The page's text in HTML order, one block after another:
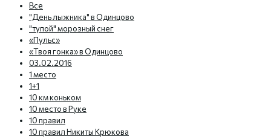
Все
"День лыжника" в Одинцово
"тупой" морозный снег
«Пульс»
«Твоя гонка» в Одинцово
03.02.2016
1 место
1+1
10 км коньком
10 место в Руке
10 правил
10 правил Никиты Крюкова